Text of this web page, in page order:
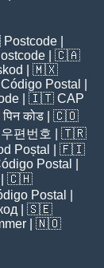
Postcode
| 🇨🇦
| 🇲🇽
Código Postal
| 🇮🇹 CAP
पिन कोड | 🇨🇴
우편번호
| 🇹🇷
Poștal
| 🇫🇮
Postal
| 🇨🇭
Postal
| 🇸🇪
| 🇳🇴